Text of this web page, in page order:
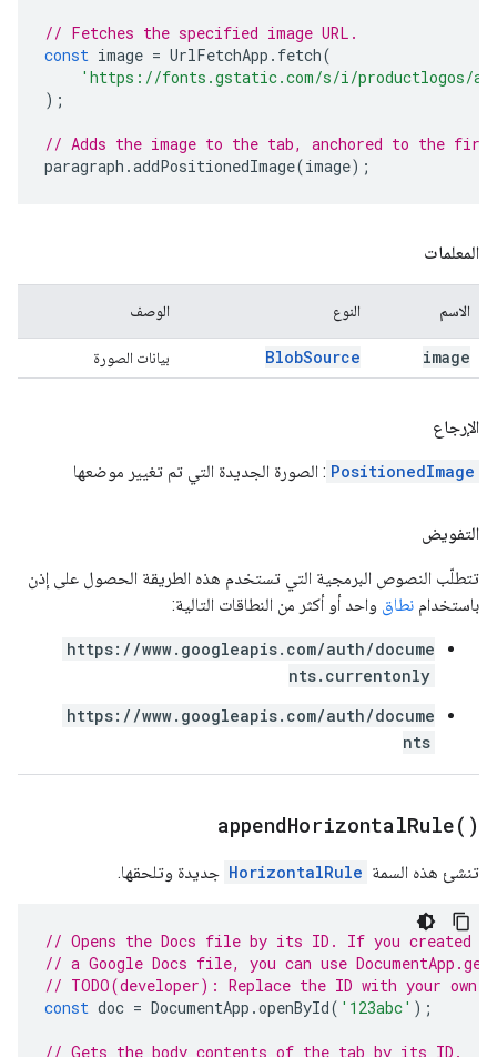
// Fetches the specified image URL.
const image = UrlFetchApp . fetch(
'https://fonts.gstatic.com/s/i/productlogos/
);
// Adds the image to the tab, anchored to the first
paragraph .addPositionedImage(image);
المعلمات
الاسم النوع الوصف
image
BlobSource بيانات الصورة
الإرجاع
PositionedImage : الصورة الجديدة التي تم تغيير موضعها
التفويض
تتطلّب النصوص البرمجية التي تستخدم هذه الطريقة الحصول على إذن
باستخدام نطاق واحد أو أكثر من النطاقات التالية:
https://www.googleapis.com/auth/docume
nts.currentonly
https://www.googleapis.com/auth/docume
nts
appendHorizontalRule( )
تنشئ هذه السمة HorizontalRule جديدة وتلحقها.
// Opens the Docs file by its ID. If you created
// a Google Docs file, you can use
// TODO(developer): Replace the ID with your own.
const doc = DocumentApp .openById( '123abc' );
// Gets the body contents of the tab by its ID.